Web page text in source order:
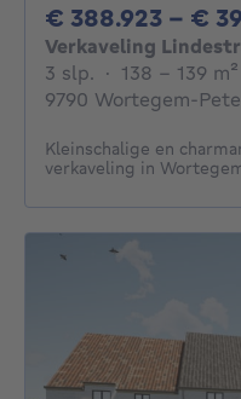
€ 388.923 - €
Verkaveling
3 slp. 3 slaapkamers
· 138 - 139 m²
9790 Wortegem-
Kleinschalige en
verkaveling in